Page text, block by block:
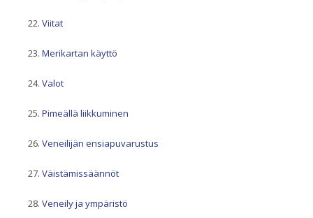
Viitat
Merikartan käyttö
Valot
Pimeällä liikkuminen
Veneilijän ensiapuvarustus
Väistämissäännöt
Veneily ja ympäristö